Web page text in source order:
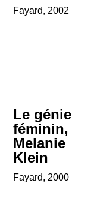
Fayard, 2002
Le génie
féminin,
Melanie
Klein
Fayard, 2000